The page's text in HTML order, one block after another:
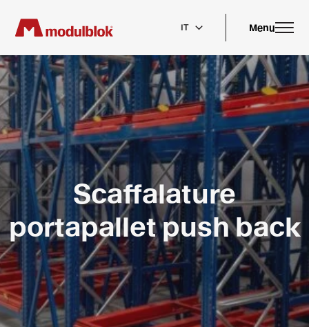
main
content
IT Menu
Scaffalature
portapallet push back